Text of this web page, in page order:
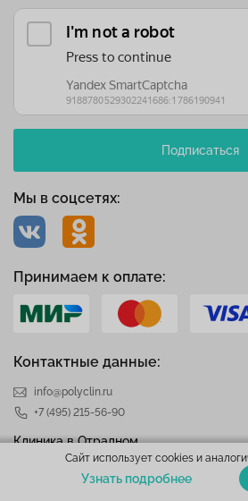
Контактные данные:
info@polyclin.ru
+7 (495) 215-56-90
Клиника в Отрадном
Москва, Алтуфьевское шоссе д.28 к. 1
Мы в соцсетях:
Подписаться
Принимаем к оплате:
Сайт использует cookies и
Узнать подробнее